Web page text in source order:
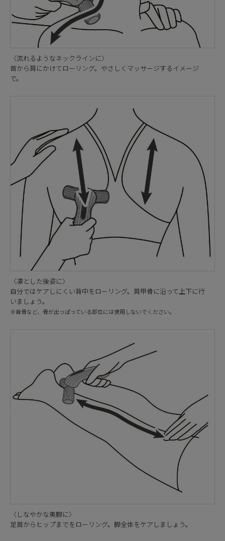
〈流れるようなネックラインに〉
首から肩にかけてローリング。やさしくマッサージするイメージ
で。
〈凛とした後姿に〉
自分ではケアしにくい背中をローリング。肩甲骨に沿って上下に行
いましょう。
※背骨など、骨が出っぱっている部位には使用しないでください。
〈しなやかな美脚に〉
足首からヒップまでをローリング。脚全体をケアしましょう。